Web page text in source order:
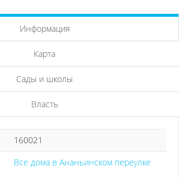
Информация
Карта
Сады и школы
Власть
160021
Все дома в Ананьинском переулке